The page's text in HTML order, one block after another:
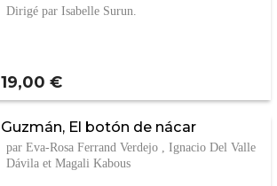
Dirigé par Isabelle Surun.
Prix
19,00 €
Guzmán, El botón de nácar
par Eva-Rosa Ferrand Verdejo , Ignacio Del Valle
Dávila et Magali Kabous